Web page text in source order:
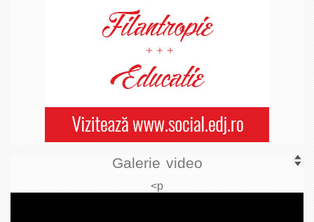
Galerie video
<p